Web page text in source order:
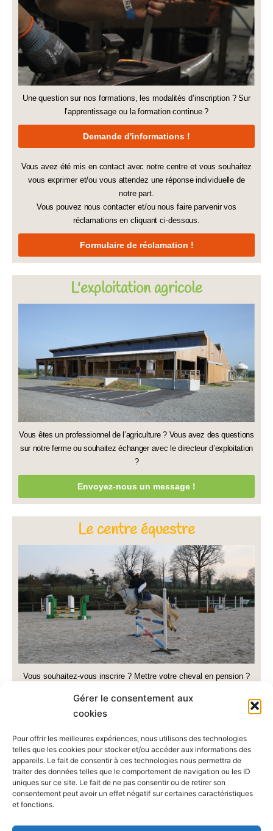
Gérer le consentement aux
cookies
Pour offrir les meilleures expériences, nous utilisons des technologies
telles que les cookies pour stocker et/ou accéder aux informations des
appareils. Le fait de consentir à ces technologies nous permettra de
traiter des données telles que le comportement de navigation ou les ID
uniques sur ce site. Le fait de ne pas consentir ou de retirer son
consentement peut avoir un effet négatif sur certaines caractéristiques
et fonctions.
Une question sur nos formations, les modalités d’inscription ? Sur
l’apprentissage ou la formation continue ?
Demande d'informations !
Vous avez été mis en contact avec notre centre et vous souhaitez
vous exprimer et/ou vous attendez une réponse individuelle de
notre part.
Vous pouvez nous contacter et/ou nous faire parvenir vos
réclamations en cliquant ci-dessous.
Formulaire de réclamation !
L'exploitation agricole
Vous êtes un professionnel de l’agriculture ? Vous avez des questions
sur notre ferme ou souhaitez échanger avec le directeur d’exploitation
?
Envoyez-nous un message !
Le centre équestre
Vous souhaitez-vous inscrire ? Mettre votre cheval en pension ?
Envoyez-nous un message !